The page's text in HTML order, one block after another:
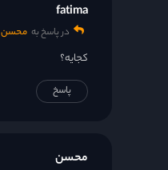
fatima
در پاسخ به محسن
کجایه؟
پاسخ
محسن